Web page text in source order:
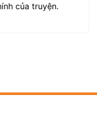
của truyện.